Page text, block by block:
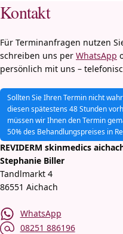
Kontakt
Für Terminanfragen nutzen
schreiben uns per WhatsApp
persönlich mit uns –
Sollten Sie Ihren Termin nicht
diesen spätestens 48 Stunden
müssen wir Ihnen den Termin
50% des Behandlungspreises in
REVIDERM skinmedics
Stephanie Biller
Tandlmarkt 4
86551 Aichach
WhatsApp
08251 886196